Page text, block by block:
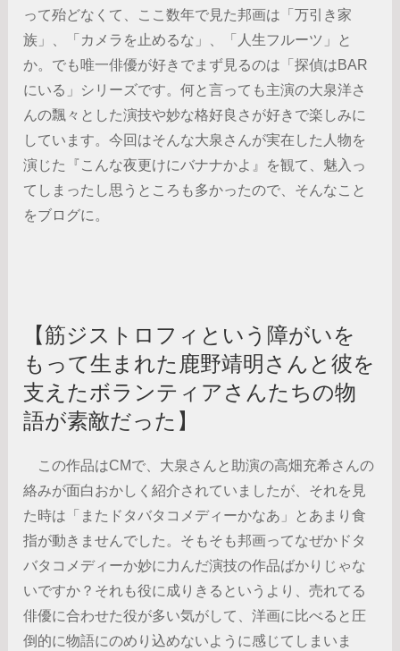
って殆どなくて、ここ数年で見た邦画は「万引き家
族」、「カメラを止めるな」、「人生フルーツ」と
か。でも唯一俳優が好きでまず見るのは「探偵はBAR
にいる」シリーズです。何と言っても主演の大泉洋さ
んの飄々とした演技や妙な格好良さが好きで楽しみに
しています。今回はそんな大泉さんが実在した人物を
演じた『こんな夜更けにバナナかよ』を観て、魅入っ
てしまったし思うところも多かったので、そんなこと
をブログに。
【筋ジストロフィという障がいを
もって生まれた鹿野靖明さんと彼を
支えたボランティアさんたちの物
語が素敵だった】
この作品はCMで、大泉さんと助演の高畑充希さんの
絡みが面白おかしく紹介されていましたが、それを見
た時は「またドタバタコメディーかなあ」とあまり食
指が動きませんでした。そもそも邦画ってなぜかドタ
バタコメディーか妙に力んだ演技の作品ばかりじゃな
いですか？それも役に成りきるというより、売れてる
俳優に合わせた役が多い気がして、洋画に比べると圧
倒的に物語にのめり込めないように感じてしまいま